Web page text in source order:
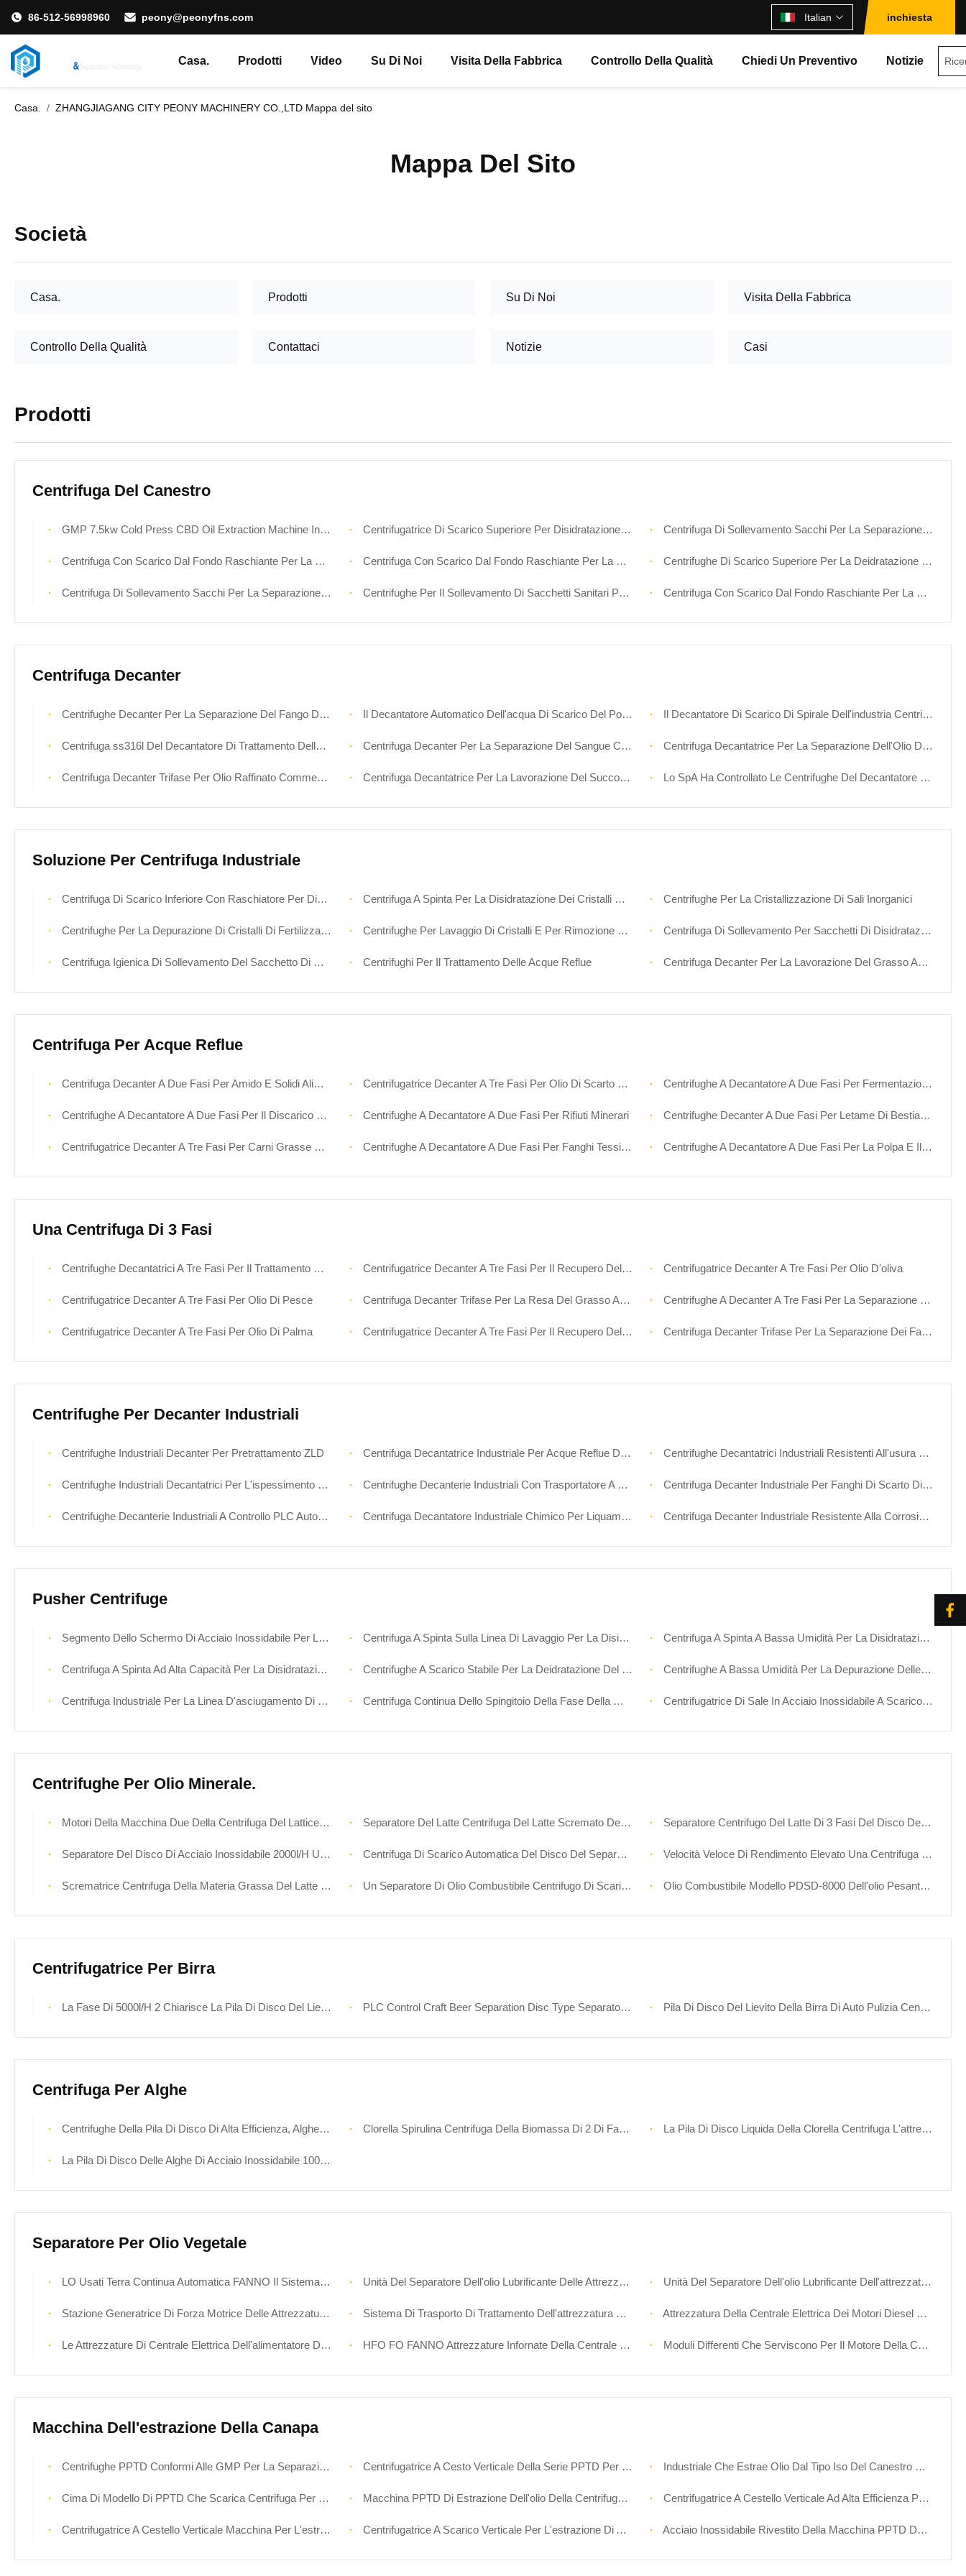
86-512-56998960 peony@peonyfns.com Italian inchiesta
Casa. Prodotti Video Su Di Noi Visita Della Fabbrica Controllo Della Qualità Chiedi Un Preventivo Notizie
Casa. / ZHANGJIAGANG CITY PEONY MACHINERY CO.,LTD Mappa del sito
Mappa Del Sito
Società
Casa. Prodotti Su Di Noi Visita Della Fabbrica
Controllo Della Qualità Contattaci Notizie Casi
Prodotti
Centrifuga Del Canestro
GMP 7.5kw Cold Press CBD Oil Extraction Machine Inverter Avvio Centrifugatrice Di Scarico Superiore Per Disidratazione Da Precipitazione Di Estratti Di Erbe Centrifuga Di Sollevamento Sacchi Per La Separazione Dei Cristalli Di Zucchero Speciali
Centrifuga Con Scarico Dal Fondo Raschiante Per La Disidratazione Dei Cristalli Di Sale Del Fertilizzante Centrifuga Con Scarico Dal Fondo Raschiante Per La Disidratazione Dei Cristalli Chimici Centrifughe Di Scarico Superiore Per La Deidratazione Dei Cristalli Degli Additivi Alimentari
Centrifuga Di Sollevamento Sacchi Per La Separazione Intermedia Farmaceutica Centrifughe Per Il Sollevamento Di Sacchetti Sanitari Per La Deidratazione Dello Zucchero O Dello Amido Centrifuga Con Scarico Dal Fondo Raschiante Per La Disidratazione Del Sale Cristallizzato MVR
Centrifuga Decanter
Centrifughe Decanter Per La Separazione Del Fango Da Letame Il Decantatore Automatico Dell'acqua Di Scarico Del Pollame Centrifuga La Struttura Orizzontale Il Decantatore Di Scarico Di Spirale Dell'industria Centrifuga La Centrifuga Del Decantatore Del Fango Della Latteria
Centrifuga ss316l Del Decantatore Di Trattamento Delle Acque Per L'amido Di Mais Del Grano Centrifuga Decanter Per La Separazione Del Sangue Coagulato Centrifuga Decantatrice Per La Separazione Dell'Olio Di Girasole
Centrifuga Decanter Trifase Per Olio Raffinato Commestibile Centrifuga Decantatrice Per La Lavorazione Del Succo Di Limone Lo SpA Ha Controllato Le Centrifughe Del Decantatore Di Servizio Continuo Per La Separazione Dell'olio Di Pesce
Soluzione Per Centrifuga Industriale
Centrifuga Di Scarico Inferiore Con Raschiatore Per Disidratazione Dei Cristalli Chimici Centrifuga A Spinta Per La Disidratazione Dei Cristalli Chimici Centrifughe Per La Cristallizzazione Di Sali Inorganici
Centrifughe Per La Depurazione Di Cristalli Di Fertilizzante Centrifughe Per Lavaggio Di Cristalli E Per Rimozione Di Liquore Materno Centrifuga Di Sollevamento Per Sacchetti Di Disidratazione Dei Cristalli Per Uso Alimentare
Centrifuga Igienica Di Sollevamento Del Sacchetto Di Recupero Dei Cristalli In Lotti Centrifughi Per Il Trattamento Delle Acque Reflue Centrifuga Decanter Per La Lavorazione Del Grasso Animale
Centrifuga Per Acque Reflue
Centrifuga Decanter A Due Fasi Per Amido E Solidi Alimentari Centrifugatrice Decanter A Tre Fasi Per Olio Di Scarto Da Cucina Centrifughe A Decantatore A Due Fasi Per Fermentazione E Biofarmacia
Centrifughe A Decantatore A Due Fasi Per Il Discarico Di Discariche Centrifughe A Decantatore A Due Fasi Per Rifiuti Minerari Centrifughe Decanter A Due Fasi Per Letame Di Bestiame
Centrifugatrice Decanter A Tre Fasi Per Carni Grasse Di Macello Centrifughe A Decantatore A Due Fasi Per Fanghi Tessili E Tintura Centrifughe A Decantatore A Due Fasi Per La Polpa E Il Fango Di Decantamento
Una Centrifuga Di 3 Fasi
Centrifughe Decantatrici A Tre Fasi Per Il Trattamento Dei Fanghi Di Petrolio Greggio Centrifugatrice Decanter A Tre Fasi Per Il Recupero Dell'olio Da Cucina Usato Centrifugatrice Decanter A Tre Fasi Per Olio D'oliva
Centrifugatrice Decanter A Tre Fasi Per Olio Di Pesce Centrifuga Decanter Trifase Per La Resa Del Grasso Animale Centrifughe A Decanter A Tre Fasi Per La Separazione Olio-Acqua-Solido
Centrifugatrice Decanter A Tre Fasi Per Olio Di Palma Centrifugatrice Decanter A Tre Fasi Per Il Recupero Dell'olio Di Germi Di Mais Centrifuga Decanter Trifase Per La Separazione Dei Fanghi Oleosi Di Lecitina
Centrifughe Per Decanter Industriali
Centrifughe Industriali Decanter Per Pretrattamento ZLD Centrifuga Decantatrice Industriale Per Acque Reflue Di Minerali Abrasivi Centrifughe Decantatrici Industriali Resistenti All'usura Per Fanghi Abrasivi
Centrifughe Industriali Decantatrici Per L'ispessimento Di Fanghi Di Solidi Elevati Centrifughe Decanterie Industriali Con Trasportatore A Rotolo Protetto Dall'usura Centrifuga Decanter Industriale Per Fanghi Di Scarto Di Impianti Chimici
Centrifughe Decanterie Industriali A Controllo PLC Automatiche Per Linee Di Deidratazione Dei Fanghi Centrifuga Decantatore Industriale Chimico Per Liquami Di Processo Centrifuga Decanter Industriale Resistente Alla Corrosione Per Rifiuti Pericolosi
Pusher Centrifuge
Segmento Dello Schermo Di Acciaio Inossidabile Per La Centrifuga Ferrum Dello Spingitoio Centrifuga A Spinta Sulla Linea Di Lavaggio Per La Disidratazione Del Sale Marino Centrifuga A Spinta A Bassa Umidità Per La Disidratazione Del Sale
Centrifuga A Spinta Ad Alta Capacità Per La Disidratazione Del Solfato Di Sodio Centrifughe A Scarico Stabile Per La Deidratazione Del Solfato Di Ammonio Centrifughe A Bassa Umidità Per La Depurazione Delle Ceneri Di Soda
Centrifuga Industriale Per La Linea D'asciugamento Di Produzione Di Sale Del Fiocco Di Neve Del Sale Centrifuga Continua Dello Spingitoio Della Fase Della Macchina Della Centrifuga Del Sale Della Larga Scala Doppia Centrifugatrice Di Sale In Acciaio Inossidabile A Scarico Automatico Per Fabbriche Di Produzione Di Sale
Centrifughe Per Olio Minerale.
Motori Della Macchina Due Della Centrifuga Del Lattice Di Concentrazione Di ss316l 7280rpm Separatore Del Latte Centrifuga Del Latte Scremato Della Pila Di Disco Della Centrifuga Di 3 Fasi Separatore Centrifugo Del Latte Di 3 Fasi Del Disco Della Centrifuga Del Latte Del Separatore Automatico Della Materia Grassa
Separatore Del Disco Di Acciaio Inossidabile 2000l/H Una Centrifuga Di 3 Fasi Per La Raffineria Di Petrolio Centrifuga Di Scarico Automatica Del Disco Del Separatore Di Acqua Dell'olio Della Centrifuga Di 3 Fasi Velocità Veloce Di Rendimento Elevato Una Centrifuga Di 3 Fasi Per Olio Di Cocco Vergine
Scrematrice Centrifuga Della Materia Grassa Del Latte Della Pila Di Disco Della Centrifuga Di 3 Fasi Un Separatore Di Olio Combustibile Centrifugo Di Scarico Pieno Automatico Di 3 Fasi Della Peonia Olio Combustibile Modello PDSD-8000 Dell'olio Pesante Del Separatore Della Centrifuga Del Disco Della Centrifuga Ad Alta Velocità Di 3 Fasi
Centrifugatrice Per Birra
La Fase Di 5000l/H 2 Chiarisce La Pila Di Disco Del Lievito Della Birra Centrifuga La Struttura Verticale PLC Control Craft Beer Separation Disc Type Separator Con Consigli Di Mantenimento Della Pressione Pila Di Disco Del Lievito Della Birra Di Auto Pulizia Centrifuga Il Separatore Per Chiarimento
Centrifuga Per Alghe​
Centrifughe Della Pila Di Disco Di Alta Efficienza, Alghe Automatiche Che Asciugano Separatore Clorella Spirulina Centrifuga Della Biomassa Di 2 Di Fase Di Disco Della Pila Alghe Della Centrifuga La Pila Di Disco Liquida Della Clorella Centrifuga L'attrezzatura Di Concentrazione Per La Fase Delle Alghe 2
La Pila Di Disco Delle Alghe Di Acciaio Inossidabile 10000l/H Centrifuga Lo Scarico Variabile Della Capacità
Separatore Per Olio Vegetale​
LO Usati Terra Continua Automatica FANNO Il Sistema Di Trattamento Utilizzato Nel Processo Delle Attrezzature Di Centrale Elettrica Unità Del Separatore Dell'olio Lubrificante Delle Attrezzature Di Centrale Elettrica Del Sistema Di Depurazione Di Olio Unità Del Separatore Dell'olio Lubrificante Dell'attrezzatura Della Centrale Elettrica Di Trattamento Dell'olio Lubrificante
Stazione Generatrice Di Forza Motrice Delle Attrezzature Di Centrale Elettrica Del Modulo Di Trattamento Di HFO Sistema Di Trasporto Di Trattamento Dell'attrezzatura Di Centrale Elettrica Di Uso Dell'isolotto HFO Attrezzatura Della Centrale Elettrica Dei Motori Diesel Per La Centrale Elettrica
Le Attrezzature Di Centrale Elettrica Dell'alimentatore Dell'olio Forniscono Gli Scivoli Del Trattamento Del Gasolio Del Modulo HFO FO FANNO Attrezzature Infornate Della Centrale Elettrica Con I Vari Moduli Moduli Differenti Che Serviscono Per Il Motore Della Conduttura Delle Attrezzature Di Centrale Elettrica
Macchina Dell'estrazione Della Canapa
Centrifughe PPTD Conformi Alle GMP Per La Separazione Di API Ad Alta Purezza E Di Intermedi Farmaceutici Centrifugatrice A Cesto Verticale Della Serie PPTD Per L'estrazione Di Alcol Industriale Che Estrae Olio Dal Tipo Iso Del Canestro Delle Piante Dell'attrezzatura Della Centrifuga
Cima Di Modello Di PPTD Che Scarica Centrifuga Per Il Lavaggio Al Suolo Della Pianta Con L'alcool Macchina PPTD Di Estrazione Dell'olio Della Centrifuga CBD Del Canestro Dell'estrazione Dell'etanolo Dell'olio Di CBD Centrifugatrice A Cestello Verticale Ad Alta Efficienza Per L'estrazione Di Etanolo Da Olio Di CBD
Centrifugatrice A Cestello Verticale Macchina Per L'estrazione Di Olio Di CBD Alta Efficienza Centrifugatrice A Scarico Verticale Per L'estrazione Di Alcol Acciaio Inossidabile Rivestito Della Macchina PPTD Dell'estrazione Dell'etanolo Di Controllo Dello SpA Di Bassa Temperatura